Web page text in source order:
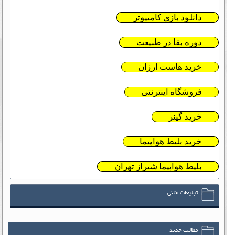
دانلود بازی کامیپوتر
دوره بقا در طبیعت
خرید هاست ارزان
فروشگاه اینترنتی
خرید گینر
خرید بلیط هواپیما
بلیط هواپیما شیراز تهران
تبلیغات متنی
مطالب جدید